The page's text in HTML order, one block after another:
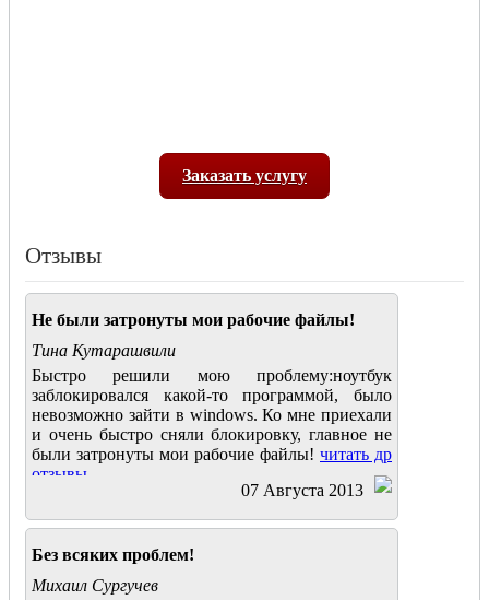
Заказать услугу
Отзывы
Не были затронуты мои рабочие файлы!
Тина Кутарашвили
Быстро решили мою проблему:ноутбук
заблокировался какой-то программой, было
невозможно зайти в windows. Ко мне приехали
и очень быстро сняли блокировку, главное не
были затронуты мои рабочие файлы! читать др
отзывы
07 Августа 2013
Без всяких проблем!
Михаил Сургучев